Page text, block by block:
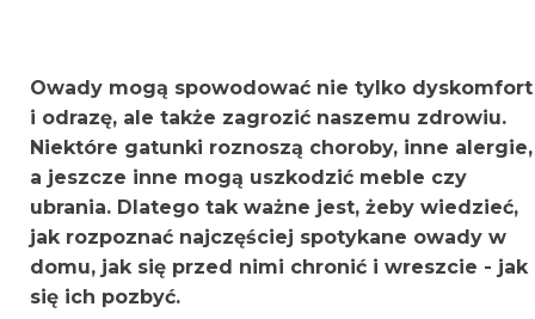
Owady mogą spowodować nie tylko dyskomfort
i odrazę, ale także zagrozić naszemu zdrowiu.
Niektóre gatunki roznoszą choroby, inne alergie,
a jeszcze inne mogą uszkodzić meble czy
ubrania. Dlatego tak ważne jest, żeby wiedzieć,
jak rozpoznać najczęściej spotykane owady w
domu, jak się przed nimi chronić i wreszcie - jak
się ich pozbyć.